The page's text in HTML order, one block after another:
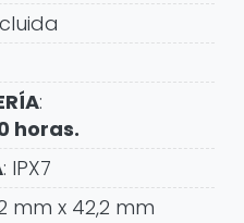
:
horas.
: IPX7
mm x 42,2 mm